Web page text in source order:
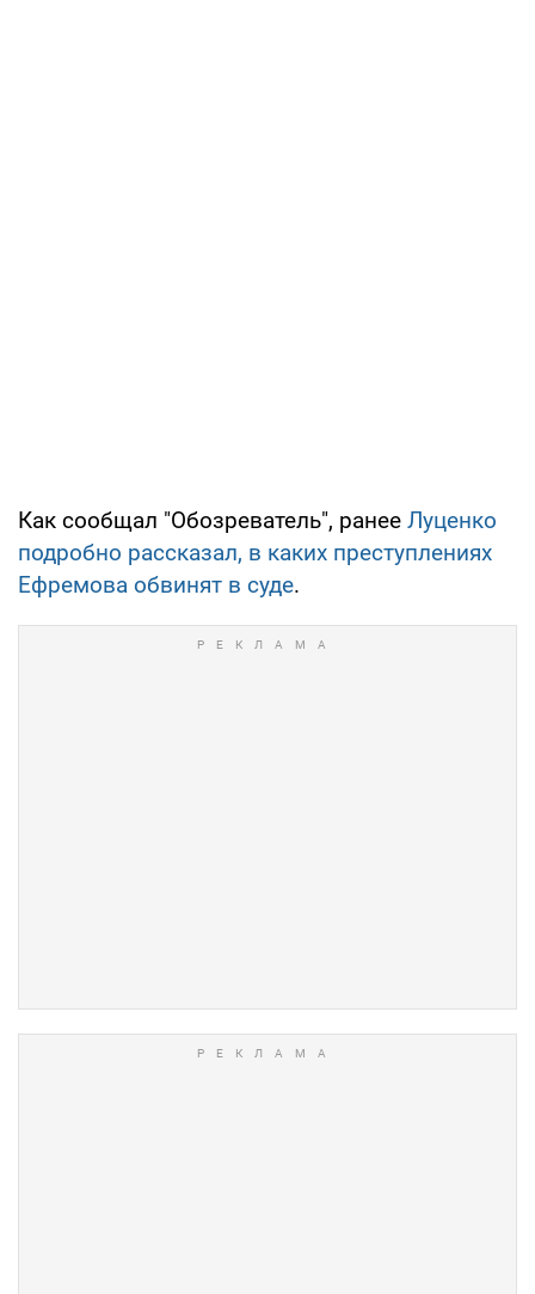
Как сообщал "Обозреватель", ранее Луценко
подробно рассказал, в каких преступлениях
Ефремова обвинят в суде.